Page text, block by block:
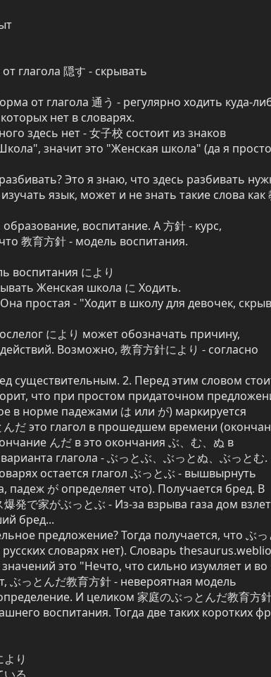
глагола 隠す - скрывать
от глагола 通う - регулярно ходить куда-
нет в словарях.
здесь нет - 女子校 состоит из знаков
значит это "Женская школа" (да я просто
Это я знаю, что здесь разбивать
язык, может и не знать такие слова как
воспитание. А 方針 - курс,
教育方針 - модель воспитания.
воспитания により
Женская школа に Ходить.
простая - "Ходит в школу для девочек,
により может обозначать причину,
Возможно, 教育方針により - согласно
существительным. 2. Перед этим словом
что при простом придаточном
в норме падежами は или が) маркируется
だ это глагол в прошедшем времени
んだ в это окончания ぶ、む、ぬ в
глагола - ぶっとぶ、ぶっとぬ、ぶっとむ.
остается глагол ぶっとぶ - вышвырнуть
падеж が определяет что). Получается бред. В
発で家がぶっとぶ - Из-за взрыва газа дом
бред...
предложение? Тогда получается, что ぶっ
словарях нет). Словарь
это "Нечто, что сильно изумляет и во
ぶっとんだ教育方針 - невероятная модель
И целиком 家庭のぶっとんだ教育方
воспитания. Тогда две таких коротких
り
いる